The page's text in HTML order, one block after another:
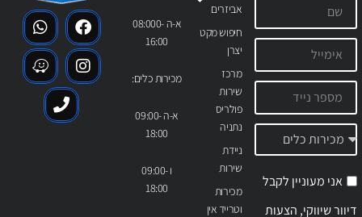
אביזרים
חיפוש מקט
יצרן
מרכז
שירות
פולריס
נתניה
ניידת
שירות
מכירות
וטרייד אין
א-ה 08:000-
16:00
מכירות כלים:
א-ה 09:00-
18:00
ו 09:00-
18:00
אני מעוניין לקבל
דיוור שיווקי, הצעות